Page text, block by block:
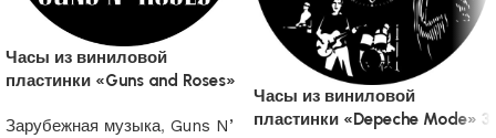
Часы из виниловой
пластинки «Guns and Roses»
Зарубежная музыка, Guns N’
Часы из виниловой
пластинки «Depeche Mode» 3